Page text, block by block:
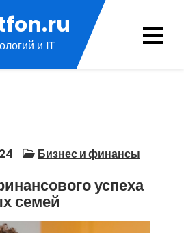
и IT
Бизнес и финансы
успеха
семей